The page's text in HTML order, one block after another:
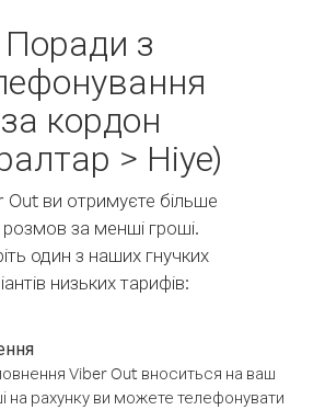
Поради з
за кордон
> Ніуе)
Out ви отримуєте більше
розмов за менші гроші.
один з наших гнучких
низьких тарифів:
Viber Out вноситься на ваш
на рахунку ви можете телефонувати